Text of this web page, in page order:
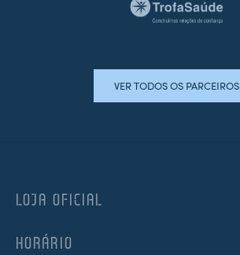
VER TODOS OS PARCEIROS
LOJA OFICIAL
HORÁRIO